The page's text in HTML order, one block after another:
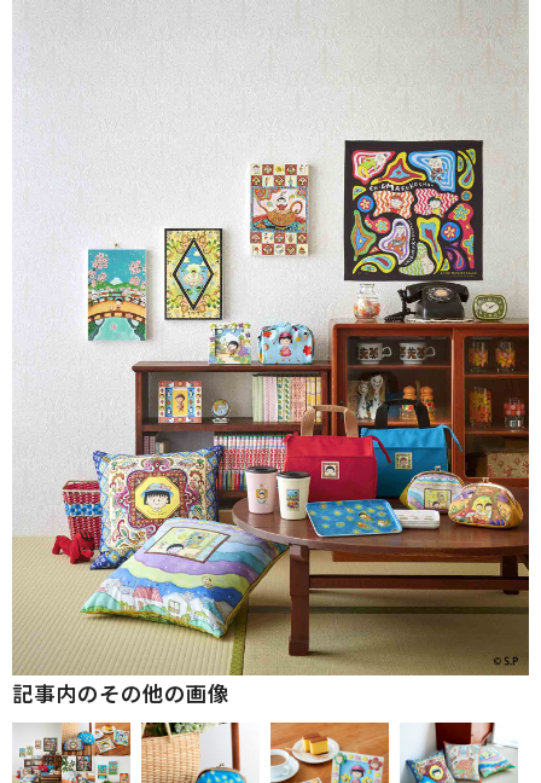
記事内のその他の画像